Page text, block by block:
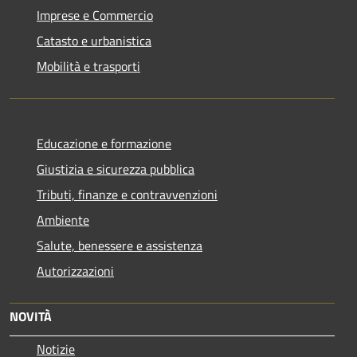
Imprese e Commercio
Catasto e urbanistica
Mobilità e trasporti
Educazione e formazione
Giustizia e sicurezza pubblica
Tributi, finanze e contravvenzioni
Ambiente
Salute, benessere e assistenza
Autorizzazioni
NOVITÀ
Notizie